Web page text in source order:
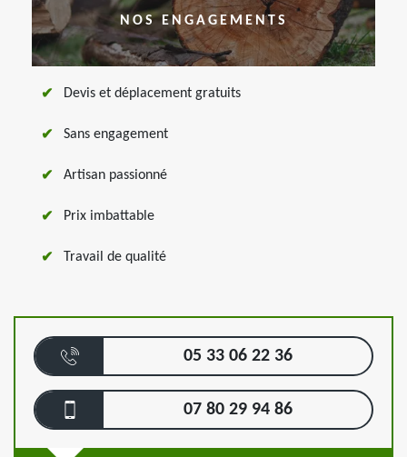
NOS ENGAGEMENTS
Devis et déplacement gratuits
Sans engagement
Artisan passionné
Prix imbattable
Travail de qualité
05 33 06 22 36
07 80 29 94 86